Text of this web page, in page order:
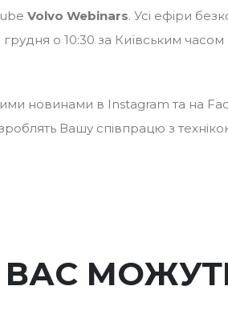
Volvo Webinars. Усі ефіри
о 10:30 за Київським часом
новинами в Instagram та на
зроблять Вашу співпрацю з
ВАС